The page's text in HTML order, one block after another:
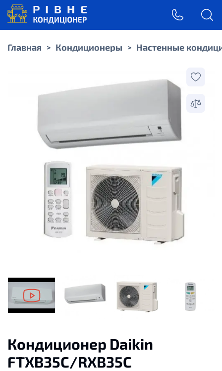
Главная > Кондиционеры > Настенные
Кондиционер Daikin
FTXB35C/RXB35C